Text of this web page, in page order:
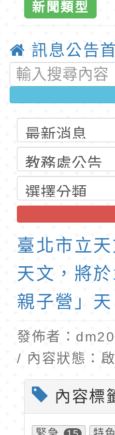
公告(尚
梯特教
公告(尚有
特殊教
明手冊(
說明影片
轉知臺中
光城市手
走」動畫
本府115
員健康講
心」，請
清華光罩
動時代中
教師韌性
轉環境部
程」
轉農業部
「115年
訓練課程
育專業人
錄取公告
民小學
理人員」
東門國小
梯特教代
公告(尚
球
新聞類型
訊息公告
臺北市立
天文，將
親子營」
發佈者：
/ 內容狀態：
內容標